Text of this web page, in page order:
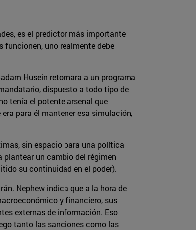
es el predictor más importante
funcionen, uno realmente debe
Husein retornara a un programa
dispuesto a todo tipo de
tenía el potente arsenal que
para él mantener esa simulación,
sin espacio para una política
plantear un cambio del régimen
su continuidad en el poder).
Nephew indica que a la hora de
y financiero, sus
externas de información. Eso
tanto las sanciones como las